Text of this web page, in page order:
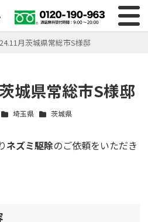
月茨城県常総市S様邸
城県常総市S様邸
埼玉県 茨城県
ネズミ駆除のご依頼をいただき